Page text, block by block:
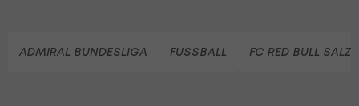
ADMIRAL BUNDESLIGA FUSSBALL FC RED BULL